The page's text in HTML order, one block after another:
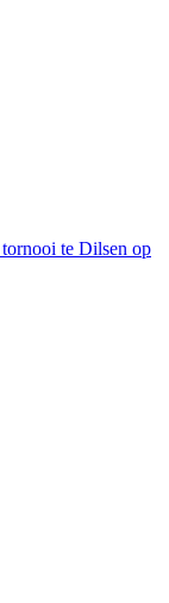
te Dilsen op